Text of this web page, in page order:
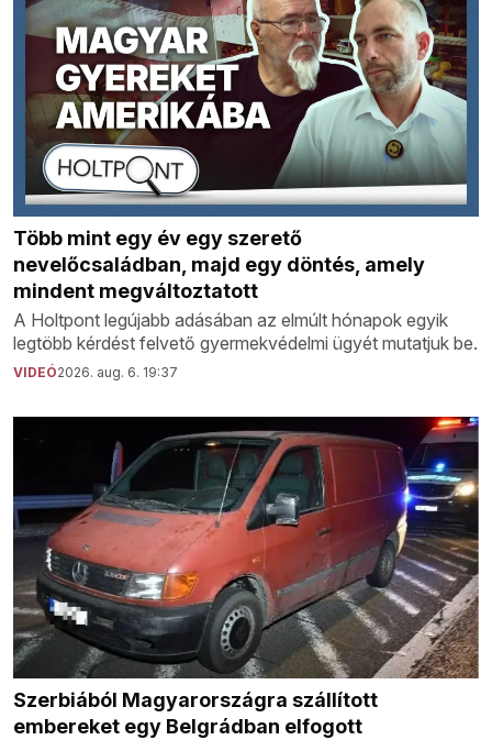
Több mint egy év egy szerető
nevelőcsaládban, majd egy döntés, amely
mindent megváltoztatott
A Holtpont legújabb adásában az elmúlt hónapok egyik
legtöbb kérdést felvető gyermekvédelmi ügyét mutatjuk be.
VIDEÓ2026. aug. 6. 19:37
Szerbiából Magyarországra szállított
embereket egy Belgrádban elfogott